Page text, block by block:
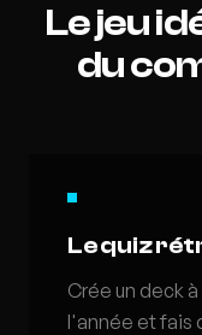
Le jeu
du
Le quiz
Crée un deck
l'année et fais